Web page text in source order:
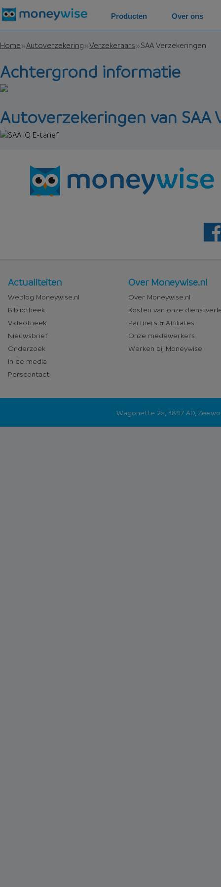
Home Autoverzekering Verzekeraars SAA Verzekeringen
Achtergrond informatie
Autoverzekeringen van SAA
SAA iQ E-tarief
Producten Over ons
Nieuws
en
media
Actualiteiten
Weblog Moneywise.nl
Bibliotheek
Videotheek
Nieuwsbrief
Onderzoek
In de media
Perscontact
Over
Moneywise
Over Moneywise.nl
Over Moneywise.nl
Kosten van onze
Partners & Affiliates
Onze medewerkers
Werken bij Moneywise
Wagonette 2a, 3897 AD,